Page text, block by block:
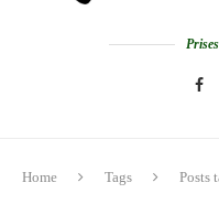
Home Tags Posts